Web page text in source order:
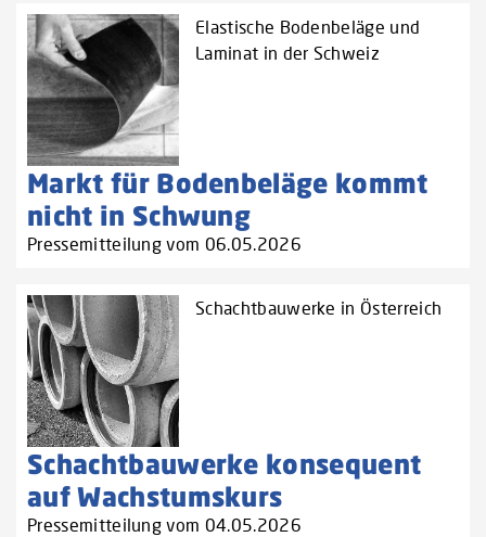
Elastische Bodenbeläge und
Laminat in der Schweiz
Markt für Bodenbeläge kommt
nicht in Schwung
Pressemitteilung vom 06.05.2026
Schachtbauwerke in Österreich
Schachtbauwerke konsequent
auf Wachstumskurs
Pressemitteilung vom 04.05.2026